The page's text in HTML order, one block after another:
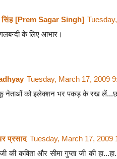
सिंह [Prem Sagar Singh]
के लिए आभार।
Tuesday, March 17, 2009
नेताओं को इलेक्शन भर पकड़ के रख
प्रसाद Tuesday, March 17, 2009
जी की कविता और सीमा गुप्ता जी की